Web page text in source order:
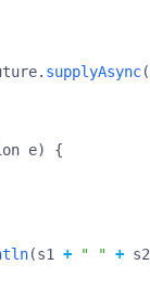
. supplyAsync
e)
{
(s1 + " " + s2